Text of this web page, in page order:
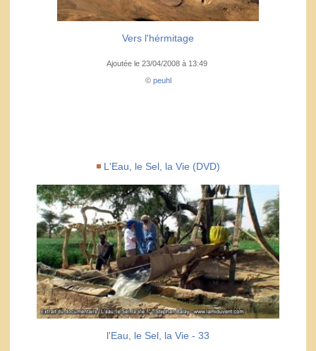
Vers l'hérmitage
Ajoutée le 23/04/2008 à 13:49
© peuhl
L'Eau, le Sel, la Vie (DVD)
l'Eau, le Sel, la Vie - 33